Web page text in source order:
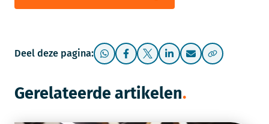
Deel deze pagina:
Gerelateerde artikelen